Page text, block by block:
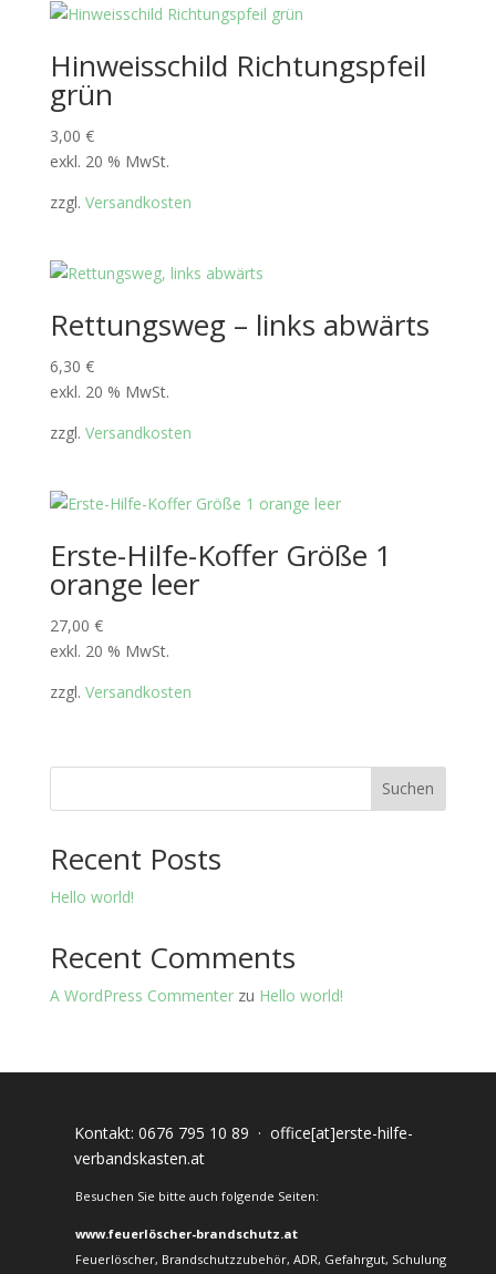
Hinweisschild Richtungspfeil
grün
3,00 €
exkl. 20 % MwSt.
zzgl. Versandkosten
Rettungsweg – links abwärts
6,30 €
exkl. 20 % MwSt.
zzgl. Versandkosten
Erste-Hilfe-Koffer Größe 1
orange leer
27,00 €
exkl. 20 % MwSt.
zzgl. Versandkosten
Suchen
Recent Posts
Hello world!
Recent Comments
A WordPress Commenterzu Hello world!
Kontakt: 0676 795 10 89 · office[at]erste-hilfe-
verbandskasten.at
Besuchen Sie bitte auch folgende Seiten:
www.feuerlöscher-brandschutz.at
Feuerlöscher, Brandschutzzubehör, ADR, Gefahrgut, Schulung